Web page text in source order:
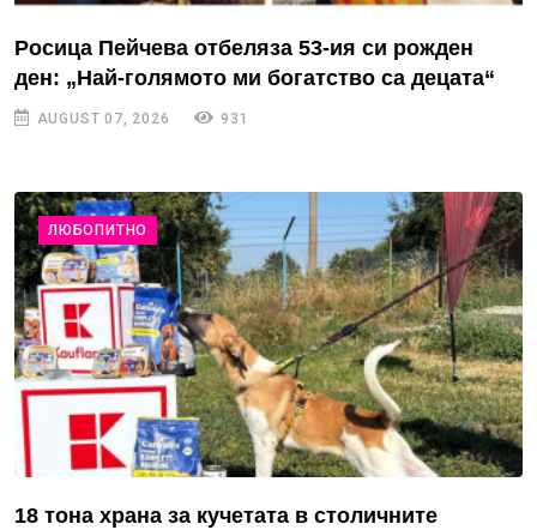
Росица Пейчева отбеляза 53-ия си рожден
ден: „Най-голямото ми богатство са децата“
AUGUST 07, 2026 931
ЛЮБОПИТНО
18 тона храна за кучетата в столичните